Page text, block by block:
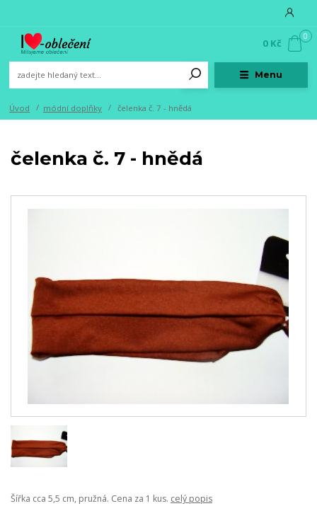
Menu
0
0 Kč
Úvod módní doplňky čelenka č. 7 - hnědá
čelenka č. 7 - hnědá
Šířka cca 5,5 cm, pružná. Cena za 1 kus. celý popis